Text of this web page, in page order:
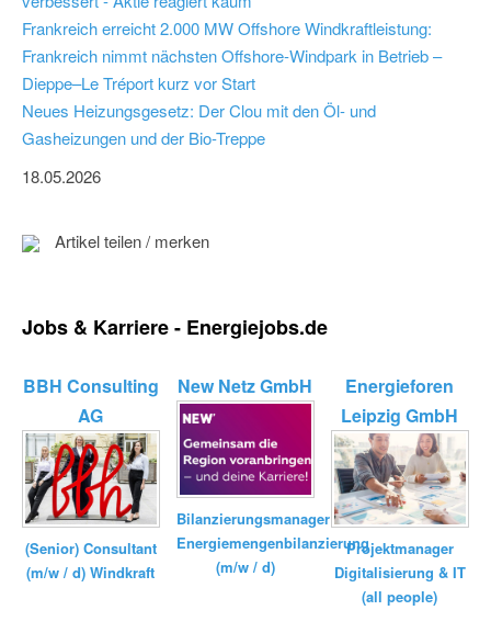
Frankreich erreicht 2.000 MW Offshore Windkraftleistung:
Frankreich nimmt nächsten Offshore-Windpark in Betrieb –
Dieppe–Le Tréport kurz vor Start
Neues Heizungsgesetz: Der Clou mit den Öl- und
Gasheizungen und der Bio-Treppe
18.05.2026
Artikel teilen / merken
Jobs & Karriere - Energiejobs.de
BBH Consulting
AG
(Senior) Consultant
(m/w / d) Windkraft
New Netz GmbH
Bilanzierungsmanager
Energiemengenbilanzierung
(m/w / d)
Energieforen
Leipzig GmbH
Projektmanager
Digitalisierung & IT
(all people)